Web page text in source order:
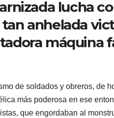
lucha
anhelada
máquina
de soldados y obreros, de
más poderosa en ese
que engordaban al